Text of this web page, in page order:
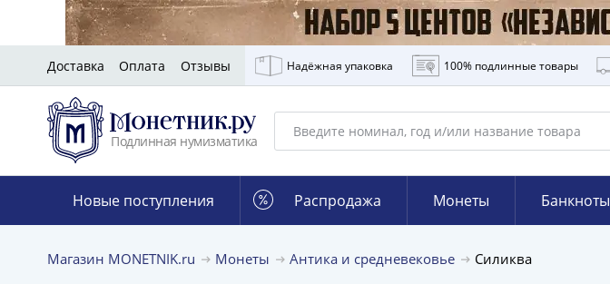
Доставка Оплата Отзывы Надёжная упаковка 100% подлинные товары
Подлинная нумизматика
Новые поступления Распродажа Монеты Банкноты
Магазин MONETNIK.ru Монеты Антика и средневековье Силиква